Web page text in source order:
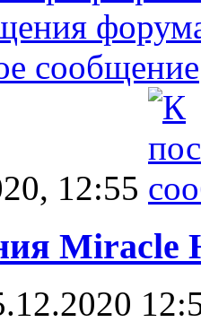
сообщение
12:55
Miracle